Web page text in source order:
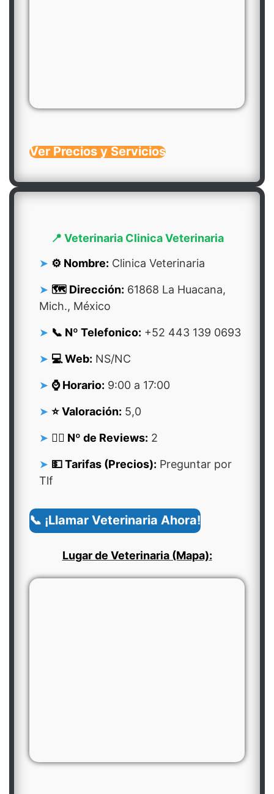
Ver Precios y Servicios
📍 Veterinaria Clinica Veterinaria
⚙️ Nombre: Clinica Veterinaria
🗺️ Dirección: 61868 La Huacana,
Mich., México
📞 Nº Telefonico: +52 443 139 0693
💻 Web: NS/NC
⌚ Horario: 9:00 a 17:00
⭐ Valoración: 5,0
👍🏻 Nº de Reviews: 2
💵 Tarifas (Precios): Preguntar por
Tlf
📞 ¡Llamar Veterinaria Ahora!
Lugar de Veterinaria (Mapa):